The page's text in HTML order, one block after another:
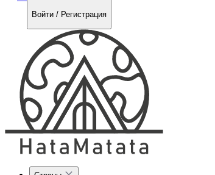
Войти / Регистрация